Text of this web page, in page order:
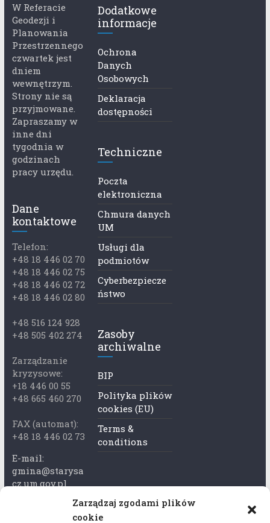
Zarządzaj zgodami plików
cookie
W Referacie
Geodezji i
Planowania
Przestrzennego
czwartek jest
dniem
wewnętrzym.
Strony nie są
przyjmowane.
Zapraszamy w
inne dni
tygodnia w
godzinach
pracy urzędu.
Dane
kontaktowe
Telefon:
+48 18 446 02 70
+48 18 446 02 75
+48 18 446 02 72
+48 18 446 02 80
+48 516 124 928
+48 505 402 274
Zarządzanie
kryzysowe:
+18 446 00 55
+48 665 460 270
FAX (automat):
+48 18 446 02 73
E-mail:
gmina@starysa
cz.um.gov.pl
Adres skrzynki
Dodatkowe
informacje
Ochrona
Danych
Osobowych
Deklaracja
dostępności
Techniczne
Poczta
elektroniczna
Chmura danych
UM
Usługi dla
podmiotów
Cyberbezpiecze
ństwo
Zasoby
archiwalne
BIP
Polityka plików
cookies (EU)
Terms &
conditions